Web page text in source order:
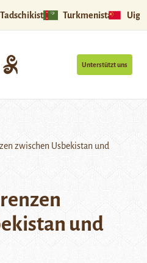
Tadschikistan Turkmenistan
Unterstützt uns
zwischen Usbekistan und
und